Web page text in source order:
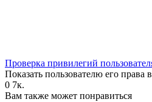
Проверка привилегий
Показать пользователю его
0 7к.
Вам также может понравиться